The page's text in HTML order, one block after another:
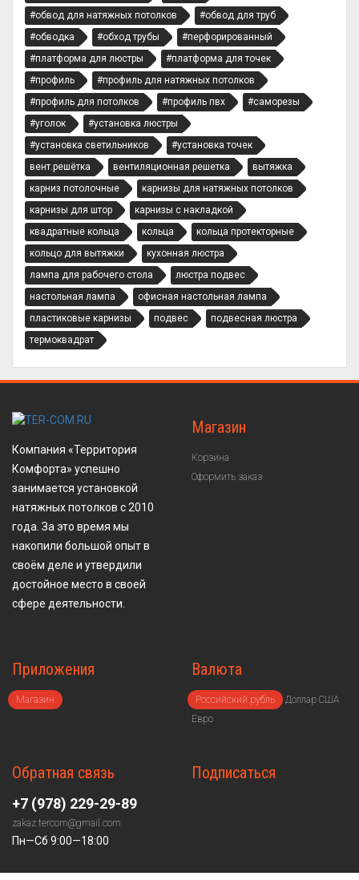
#обвод для натяжных потолков
#обвод для труб
#обводка
#обход трубы
#перфорированный
#платформа для люстры
#платформа для точек
#профиль
#профиль для натяжных потолков
#профиль для потолков
#профиль пвх
#саморезы
#уголок
#установка люстры
#установка светильников
#установка точек
вент.решётка
вентиляционная решетка
вытяжка
карниз потолочные
карнизы для натяжных потолков
карнизы для штор
карнизы с накладкой
квадратные кольца
кольца
кольца протекторные
кольцо для вытяжки
кухонная люстра
лампа для рабочего стола
люстра подвес
настольная лампа
офисная настольная лампа
пластиковые карнизы
подвес
подвесная люстра
термоквадрат
Компания «Территория
Комфорта» успешно
занимается установкой
натяжных потолков с 2010
года. За это время мы
накопили большой опыт в
своём деле и утвердили
достойное место в своей
сфере деятельности.
Магазин
Корзина
Оформить заказ
Приложения
Магазин
Валюта
Российский рубль
Доллар США
Евро
Обратная связь
+7 (978) 229-29-89
zakaz.tercom@gmail.com
Пн—Сб 9:00—18:00
Подписаться